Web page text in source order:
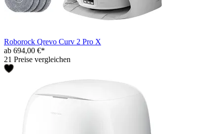
Roborock Qrevo Curv 2 Pro X
ab 694,00 €*
21 Preise vergleichen